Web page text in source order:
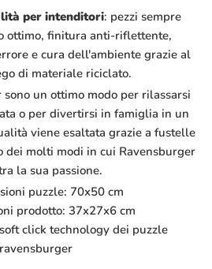
per intenditori: pezzi sempre
ottimo, finitura anti-riflettente,
e cura dell'ambiente grazie al
di materiale riciclato.
un ottimo modo per rilassarsi
o per divertirsi in famiglia in un
viene esaltata grazie a fustelle
dei molti modi in cui Ravensburger
la sua passione.
puzzle: 70x50 cm
prodotto: 37x27x6 cm
click technology dei puzzle
ravensburger